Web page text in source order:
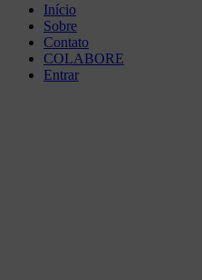
Início
Sobre
Contato
COLABORE
Entrar